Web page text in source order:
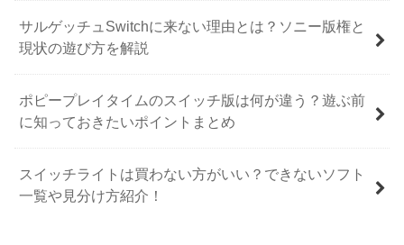
サルゲッチュSwitchに来ない理由とは？ソニー版権と
現状の遊び方を解説
ポピープレイタイムのスイッチ版は何が違う？遊ぶ前
に知っておきたいポイントまとめ
スイッチライトは買わない方がいい？できないソフト
一覧や見分け方紹介！